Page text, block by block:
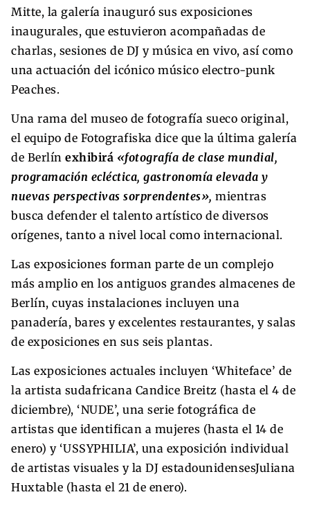
Mitte, la galería inauguró sus exposiciones
inaugurales, que estuvieron acompañadas de
charlas, sesiones de DJ y música en vivo, así como
una actuación del icónico músico electro-punk
Peaches.
Una rama del museo de fotografía sueco original,
el equipo de Fotografiska dice que la última galería
de Berlín exhibirá «fotografía de clase mundial,
programación ecléctica, gastronomía elevada y
nuevas perspectivas sorprendentes», mientras
busca defender el talento artístico de diversos
orígenes, tanto a nivel local como internacional.
Las exposiciones forman parte de un complejo
más amplio en los antiguos grandes almacenes de
Berlín, cuyas instalaciones incluyen una
panadería, bares y excelentes restaurantes, y salas
de exposiciones en sus seis plantas.
Las exposiciones actuales incluyen ‘Whiteface’ de
la artista sudafricana Candice Breitz (hasta el 4 de
diciembre), ‘NUDE’, una serie fotográfica de
artistas que identifican a mujeres (hasta el 14 de
enero) y ‘USSYPHILIA’, una exposición individual
de artistas visuales y la DJ estadounidensesJuliana
Huxtable (hasta el 21 de enero).